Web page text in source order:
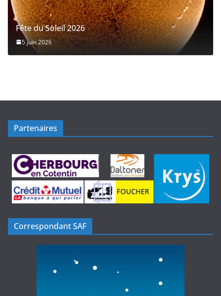
Fête du Soleil 2026
5 juin 2026
Partenaires
Correspondant SAF